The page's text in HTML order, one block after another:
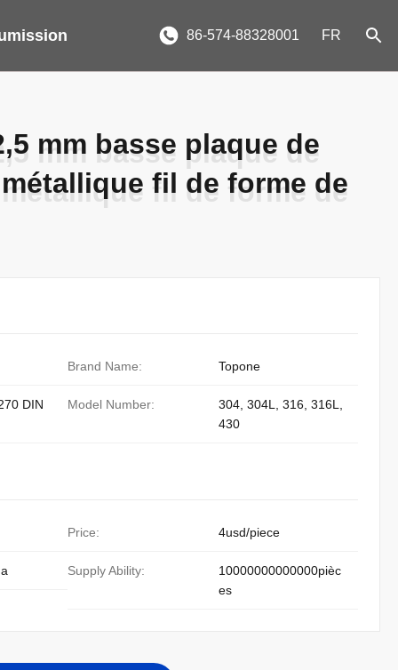
86-574-88328001 FR
mm basse plaque de
fil de forme de
mm basse plaque de
fil de forme de
Brand Name: Topone
DIN Model Number:
304, 304L, 316, 316L,
430
Price: 4usd/piece
Supply Ability:
10000000000000pièc
es